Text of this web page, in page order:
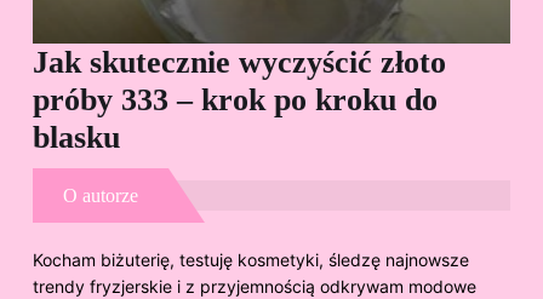
Jak skutecznie wyczyścić złoto
próby 333 – krok po kroku do
blasku
O autorze
Kocham biżuterię, testuję kosmetyki, śledzę najnowsze
trendy fryzjerskie i z przyjemnością odkrywam modowe